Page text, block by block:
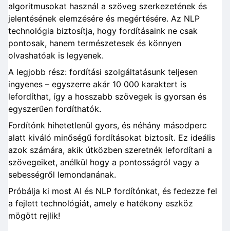
algoritmusokat használ a szöveg szerkezetének és
jelentésének elemzésére és megértésére. Az NLP
technológia biztosítja, hogy fordításaink ne csak
pontosak, hanem természetesek és könnyen
olvashatóak is legyenek.
A legjobb rész: fordítási szolgáltatásunk teljesen
ingyenes – egyszerre akár 10 000 karaktert is
lefordíthat, így a hosszabb szövegek is gyorsan és
egyszerűen fordíthatók.
Fordítónk hihetetlenül gyors, és néhány másodperc
alatt kiváló minőségű fordításokat biztosít. Ez ideális
azok számára, akik útközben szeretnék lefordítani a
szövegeiket, anélkül hogy a pontosságról vagy a
sebességről lemondanának.
Próbálja ki most AI és NLP fordítónkat, és fedezze fel
a fejlett technológiát, amely e hatékony eszköz
mögött rejlik!